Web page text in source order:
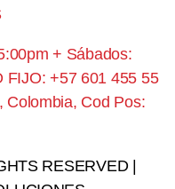
+ Sábados:
FIJO: +57 601 455 55
Colombia, Cod Pos:
RESERVED |